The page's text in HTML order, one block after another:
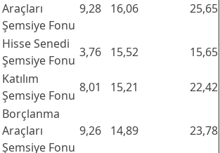
Araçları
Şemsiye Fonu
9,28 16,06 25,65
Hisse Senedi
Şemsiye Fonu
3,76 15,52 15,65
Katılım
Şemsiye Fonu
8,01 15,21 22,42
Borçlanma
Araçları
Şemsiye Fonu
9,26 14,89 23,78